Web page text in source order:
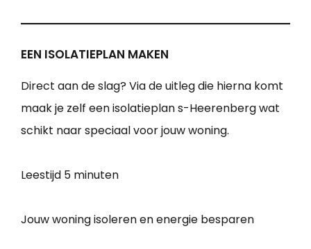
EEN ISOLATIEPLAN MAKEN
Direct aan de slag? Via de uitleg die hierna komt
maak je zelf een isolatieplan s-Heerenberg wat
schikt naar speciaal voor jouw woning.
Leestijd 5 minuten
Jouw woning isoleren en energie besparen